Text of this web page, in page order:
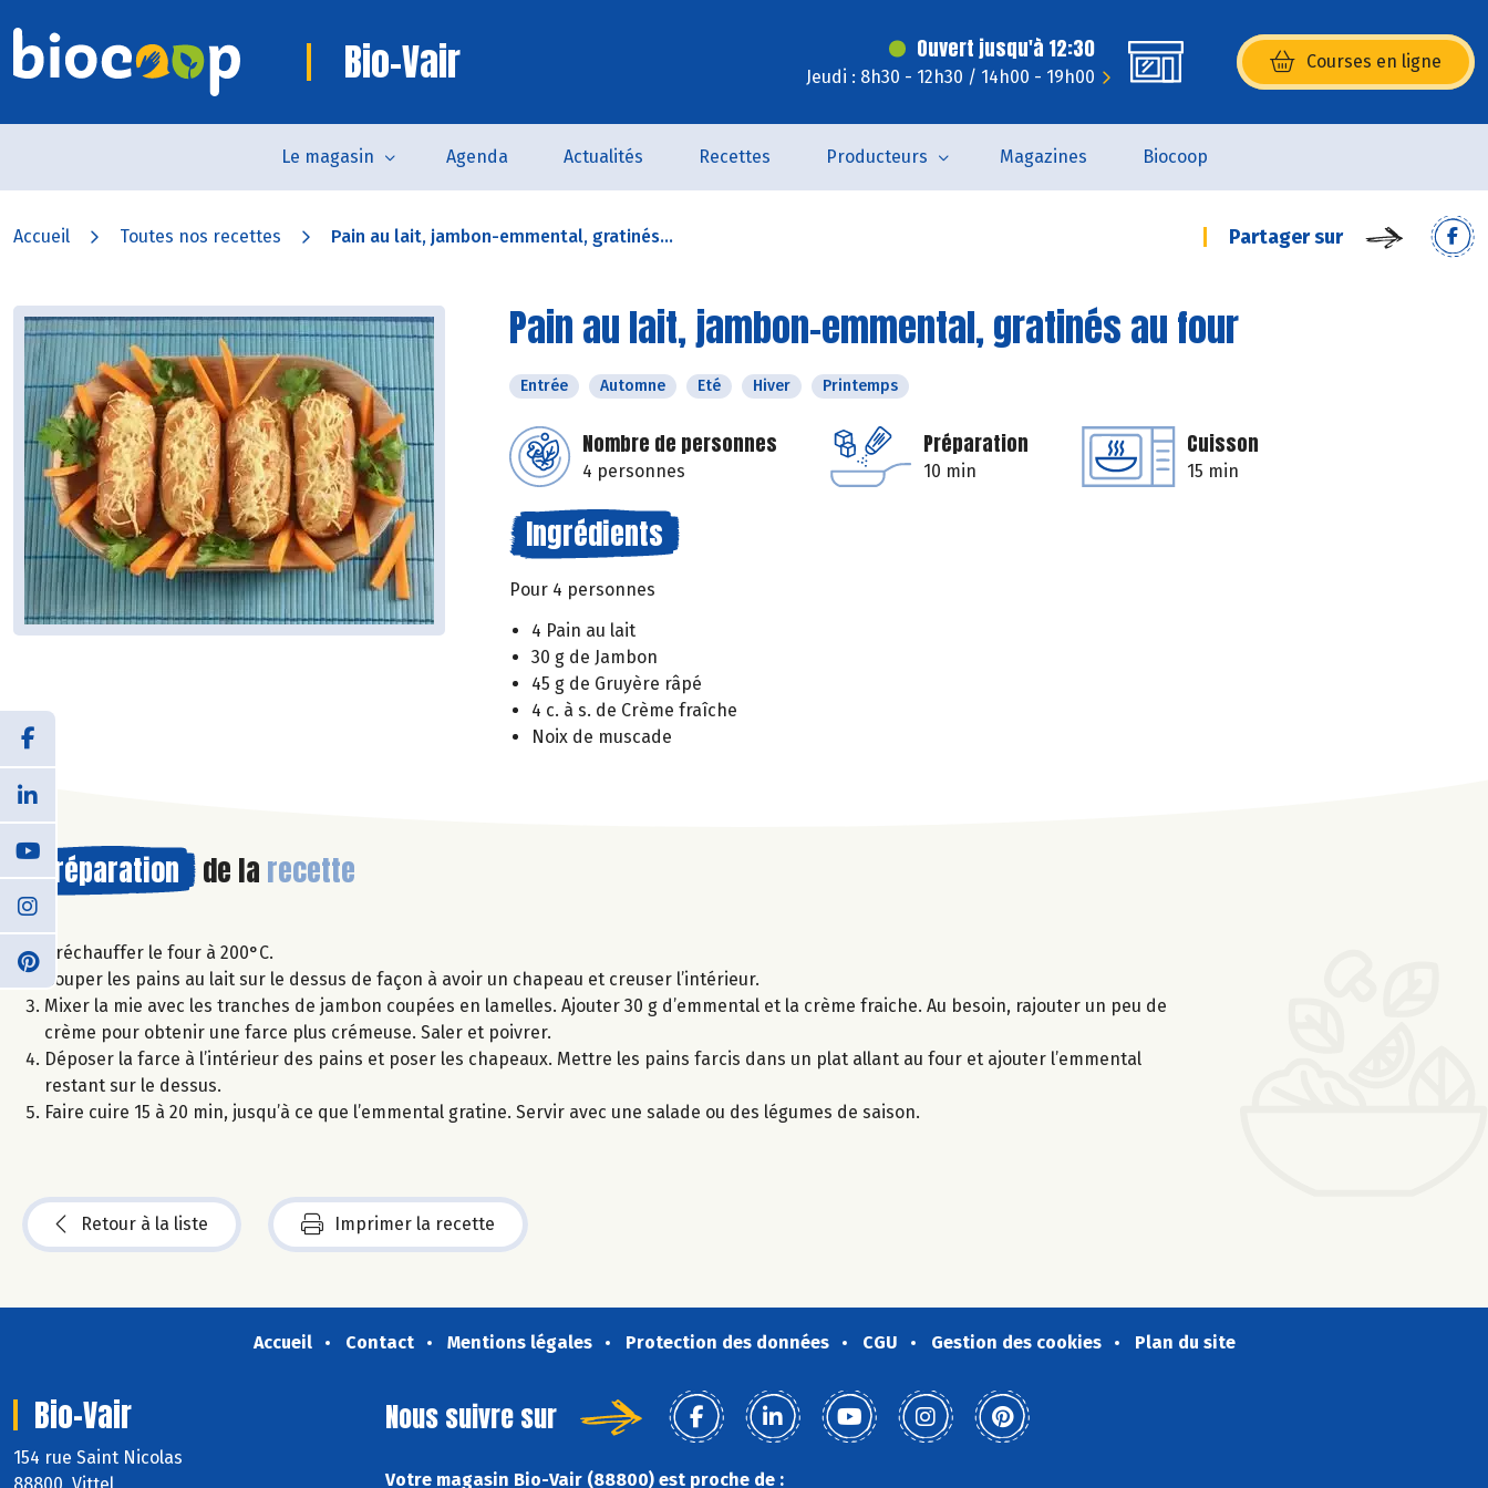
Bio-Vair Ouvert jusqu'à 12:30
Jeudi : 8h30 - 12h30 / 14h00 - 19h00
Courses en ligne
(s’ouvre dans une nouvelle
Le magasin Agenda Actualités Recettes Producteurs Magazines Biocoop
Accueil Toutes nos recettes Pain au lait, jambon-emmental, gratinés... Partager sur
Pain au lait, jambon-emmental, gratinés au four
Entrée Automne Eté Hiver Printemps
Nombre de personnes
4 personnes
Préparation
10 min
Cuisson
15 min
Ingrédients
Pour 4 personnes
4 Pain au lait
30 g de Jambon
45 g de Gruyère râpé
4 c. à s. de Crème fraîche
Noix de muscade
Préparation de la recette
Préchauffer le four à 200°C.
Couper les pains au lait sur le dessus de façon à avoir un chapeau et creuser l’intérieur.
Mixer la mie avec les tranches de jambon coupées en lamelles. Ajouter 30 g d’emmental et la crème fraiche. Au besoin, rajouter un peu de
crème pour obtenir une farce plus crémeuse. Saler et poivrer.
Déposer la farce à l’intérieur des pains et poser les chapeaux. Mettre les pains farcis dans un plat allant au four et ajouter l’emmental
restant sur le dessus.
Faire cuire 15 à 20 min, jusqu’à ce que l’emmental gratine. Servir avec une salade ou des légumes de saison.
Retour à la liste Imprimer la recette
Accueil Contact Mentions légales Protection des données CGU Gestion des cookies Plan du site
Bio-Vair
154 rue Saint Nicolas
88800 Vittel
Nous suivre sur
Votre magasin Bio-Vair (88800) est proche de :